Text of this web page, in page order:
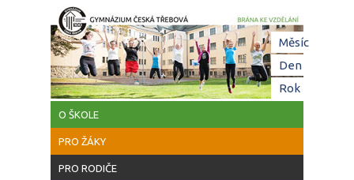
Přejít k hlavnímu obsahu
O ŠKOLE
PRO ŽÁKY
PRO RODIČE
Měsíc
Den(aktivní
Rok